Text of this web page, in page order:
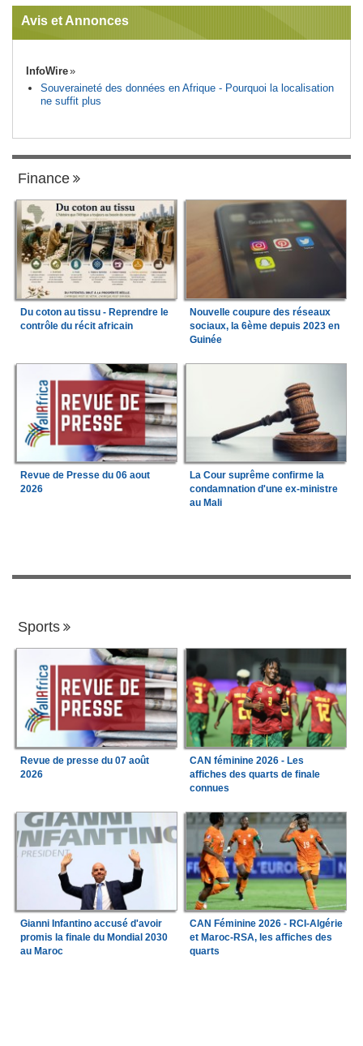
Avis et Annonces
InfoWire
Souveraineté des données en Afrique - Pourquoi la localisation
ne suffit plus
Finance
Du coton au tissu - Reprendre le
contrôle du récit africain
Nouvelle coupure des réseaux
sociaux, la 6ème depuis 2023 en
Guinée
Revue de Presse du 06 aout
2026
La Cour suprême confirme la
condamnation d'une ex-ministre
au Mali
Sports
Revue de presse du 07 août
2026
CAN féminine 2026 - Les
affiches des quarts de finale
connues
Gianni Infantino accusé d'avoir
promis la finale du Mondial 2030
au Maroc
CAN Féminine 2026 - RCI-Algérie
et Maroc-RSA, les affiches des
quarts